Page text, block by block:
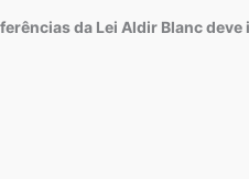
da Lei Aldir Blanc